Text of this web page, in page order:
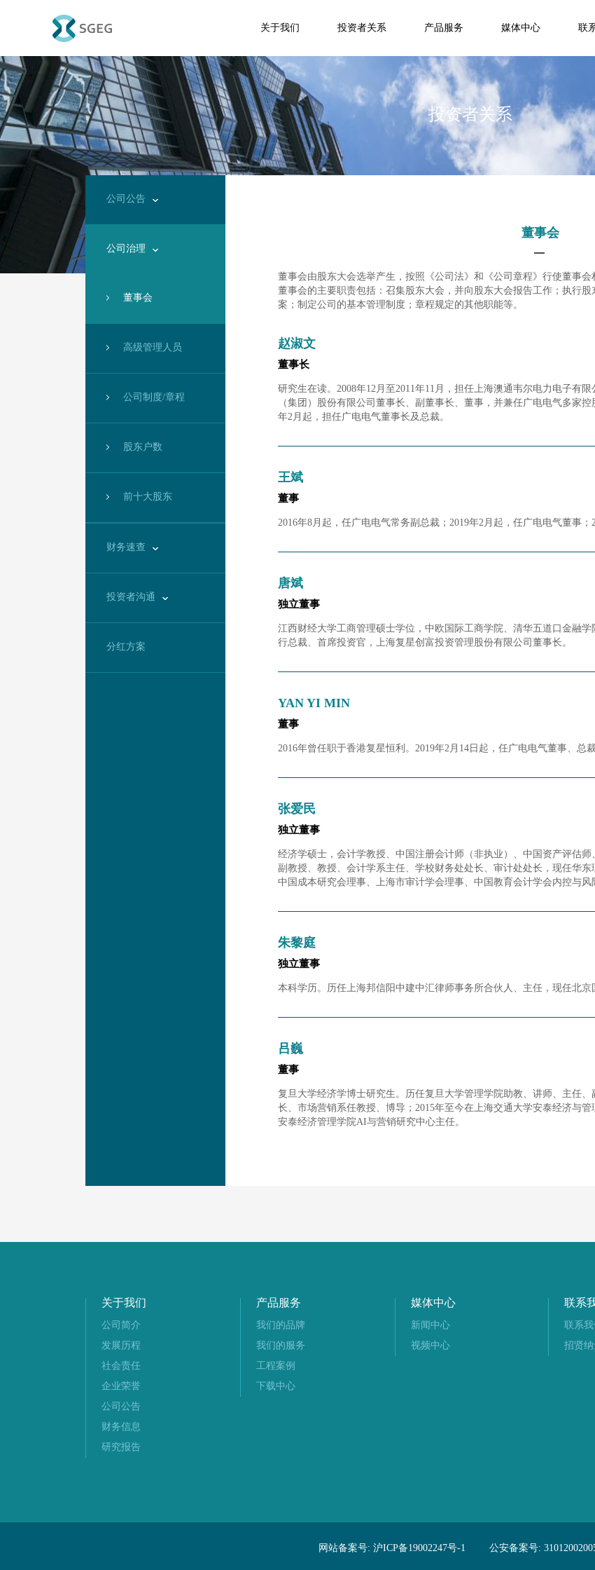
关于我们 投资者关系 产品服务 媒体中心 联
投资者关系
公司公告
公司治理
董事会
高级管理人员
公司制度/章程
股东户数
前十大股东
财务速查
投资者沟通
分红方案
董事会
董事会由股东大会选举产生，按照《公司法》和《公司章程》行使董事会
董事会的主要职责包括：召集股东大会，并向股东大会报告工作；执行
案；制定公司的基本管理制度；章程规定的其他职能等。
赵淑文
董事长
研究生在读。2008年12月至2011年11月，担任上海澳通韦尔电力电子有
（集团）股份有限公司董事长、副董事长、董事，并兼任广电电气多家
年2月起，担任广电电气董事长及总裁。
王斌
董事
2016年8月起，任广电电气常务副总裁；2019年2月起，任广电电气董事；
唐斌
独立董事
江西财经大学工商管理硕士学位，中欧国际工商学院、清华五道口金融
行总裁、首席投资官，上海复星创富投资管理股份有限公司董事长。
YAN YI MIN
董事
2016年曾任职于香港复星恒利。2019年2月14日起，任广电电气董事、总裁
张爱民
独立董事
经济学硕士，会计学教授、中国注册会计师（非执业）、中国资产评估
副教授、教授、会计学系主任、学校财务处处长、审计处处长，现任华
中国成本研究会理事、上海市审计学会理事、中国教育会计学会内控与风
朱黎庭
独立董事
本科学历。历任上海邦信阳中建中汇律师事务所合伙人、主任，现任北京
吕巍
董事
复旦大学经济学博士研究生。历任复旦大学管理学院助教、讲师、主任
长、市场营销系任教授、博导；2015年至今在上海交通大学安泰经济与
安泰经济管理学院AI与营销研究中心主任。
关于我们
公司简介
发展历程
社会责任
企业荣誉
公司公告
财务信息
研究报告
产品服务
我们的品牌
我们的服务
工程案例
下载中心
媒体中心
新闻中心
视频中心
联系
联系我
招贤
网站备案号: 沪ICP备19002247号-1 公安备案号: